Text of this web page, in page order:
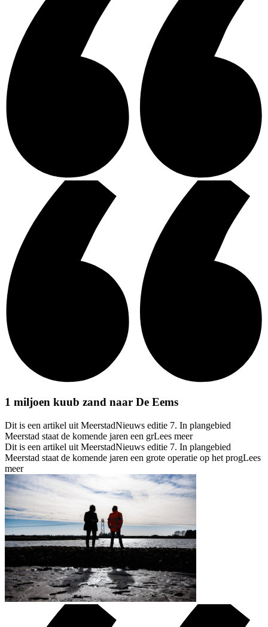
1 miljoen kuub zand naar De Eems
Dit is een artikel uit MeerstadNieuws editie 7. In plangebied
Meerstad staat de komende jaren een grLees meer
Dit is een artikel uit MeerstadNieuws editie 7. In plangebied
Meerstad staat de komende jaren een grote operatie op het progLees
meer